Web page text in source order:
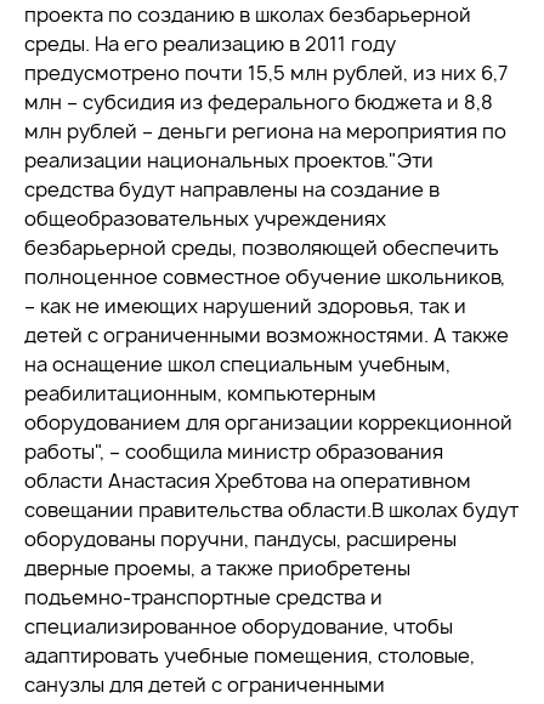
проекта по созданию в школах безбарьерной
среды. На его реализацию в 2011 году
предусмотрено почти 15,5 млн рублей, из них 6,7
млн – субсидия из федерального бюджета и 8,8
млн рублей – деньги региона на мероприятия по
реализации национальных проектов."Эти
средства будут направлены на создание в
общеобразовательных учреждениях
безбарьерной среды, позволяющей обеспечить
полноценное совместное обучение школьников,
– как не имеющих нарушений здоровья, так и
детей с ограниченными возможностями. А также
на оснащение школ специальным учебным,
реабилитационным, компьютерным
оборудованием для организации коррекционной
работы", – сообщила министр образования
области Анастасия Хребтова на оперативном
совещании правительства области.В школах будут
оборудованы поручни, пандусы, расширены
дверные проемы, а также приобретены
подъемно-транспортные средства и
специализированное оборудование, чтобы
адаптировать учебные помещения, столовые,
санузлы для детей с ограниченными